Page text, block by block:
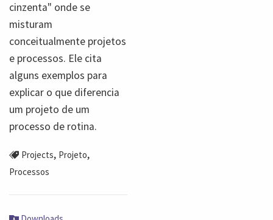
cinzenta" onde se
misturam
conceitualmente projetos
e processos. Ele cita
alguns exemplos para
explicar o que diferencia
um projeto de um
processo de rotina.
Projects, Projeto,
Processos